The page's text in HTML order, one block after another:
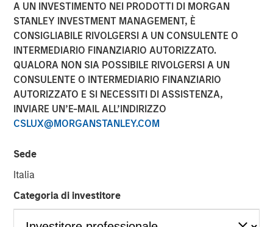
A UN INVESTIMENTO NEI PRODOTTI DI MORGAN
STANLEY INVESTMENT MANAGEMENT, È
CONSIGLIABILE RIVOLGERSI A UN CONSULENTE O
INTERMEDIARIO FINANZIARIO AUTORIZZATO.
QUALORA NON SIA POSSIBILE RIVOLGERSI A UN
CONSULENTE O INTERMEDIARIO FINANZIARIO
AUTORIZZATO E SI NECESSITI DI ASSISTENZA,
INVIARE UN’E-MAIL ALL’INDIRIZZO
CSLUX@MORGANSTANLEY.COM
Sede
Italia
Categoria di investitore
11 APRILE 2026
Neha Champaneria Markle, head of Morgan Stanley
Private Equity Solutions, sits down with Kristen Kelly and
Jen Saarbach at The Wall Street Skinny, to discuss her
career path and how her team invests across private
equity through fund investments, co‑investments, and
perspective on how private equity has evolved and why
middle‑market strategies can offer attractive
risk‑adjusted opportunities. She also addressed trends
such as democratization of private markets, the role of